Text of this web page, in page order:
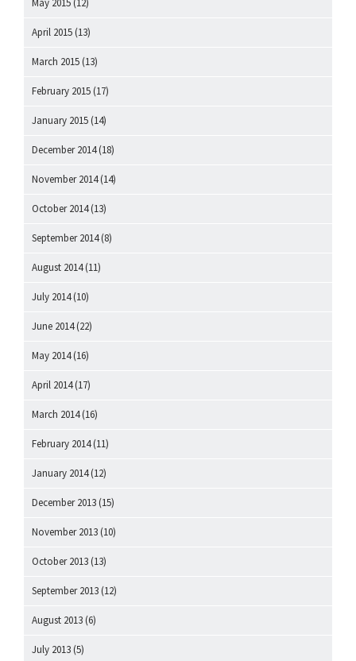
May 2015 (12)
April 2015 (13)
March 2015 (13)
February 2015 (17)
January 2015 (14)
December 2014(18)
November 2014(14)
October 2014(13)
September 2014(8)
August 2014(11)
July 2014(10)
June 2014(22)
May 2014(16)
April 2014(17)
March 2014(16)
February 2014(11)
January 2014(12)
December 2013 (15)
November 2013 (10)
October 2013 (13)
September 2013 (12)
August 2013 (6)
July 2013 (5)